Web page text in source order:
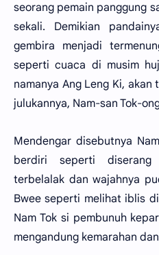
seorang pemain panggung
sekali. Demikian
gembira menjadi
seperti cuaca di musim
namanya Ang Leng Ki,
julukannya, Nam-san Tok-
Mendengar disebutnya
berdiri seperti
terbelalak dan wajahnya
Bwee seperti melihat iblis
Nam Tok si pembunuh
mengandung kemarahan